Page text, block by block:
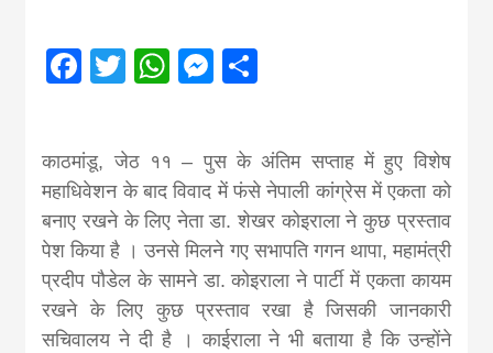
news,
khabar
Facebook
TwitterWhatsApp
Messenger
काठमांडू, जेठ ११ – पुस के अंतिम सप्ताह में हुए विशेष
महाधिवेशन के बाद विवाद में फंसे नेपाली कांग्रेस में एकता को
बनाए रखने के लिए नेता डा. शेखर कोइराला ने कुछ प्रस्ताव
पेश किया है । उनसे मिलने गए सभापति गगन थापा, महामंत्री
प्रदीप पौडेल के सामने डा. कोइराला ने पार्टी में एकता कायम
रखने के लिए कुछ प्रस्ताव रखा है जिसकी जानकारी
सचिवालय ने दी है । काईराला ने भी बताया है कि उन्होंने